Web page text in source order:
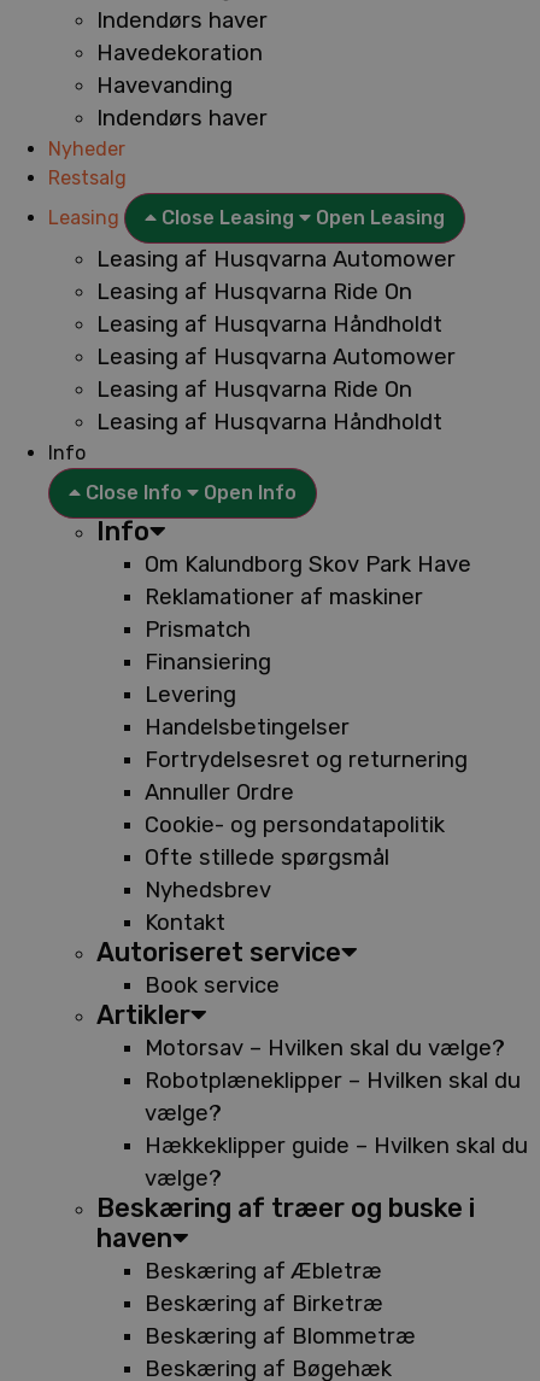
Indendørs haver
Havedekoration
Havevanding
Indendørs haver
Nyheder
Restsalg
Leasing
Close Leasing Open Leasing
Leasing af Husqvarna Automower
Leasing af Husqvarna Ride On
Leasing af Husqvarna Håndholdt
Leasing af Husqvarna Automower
Leasing af Husqvarna Ride On
Leasing af Husqvarna Håndholdt
Info
Close Info
Open Info
Info
Om Kalundborg Skov Park Have
Reklamationer af maskiner
Prismatch
Finansiering
Levering
Handelsbetingelser
Fortrydelsesret og returnering
Annuller Ordre
Cookie- og persondatapolitik
Ofte stillede spørgsmål
Nyhedsbrev
Kontakt
Autoriseret service
Book service
Artikler
Motorsav – Hvilken skal du vælge?
Robotplæneklipper – Hvilken skal du
vælge?
Hækkeklipper guide – Hvilken skal du
vælge?
Beskæring af træer og buske i
haven
Beskæring af Æbletræ
Beskæring af Birketræ
Beskæring af Blommetræ
Beskæring af Bøgehæk